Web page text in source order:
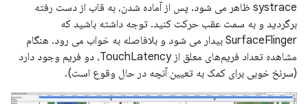
systrace ظاهر می شود. پس از آماده شدن، به قاب از دست رفته
برگردید و به سمت عقب حرکت کنید. توجه داشته باشید که
SurfaceFlinger بیدار می شود و بلافاصله به خواب می رود. هنگام
مشاهده تعداد فریم‌های معلق از TouchLatency، دو فریم وجود دارد
(سرنخ خوبی برای کمک به تعیین آنچه در حال وقوع است).